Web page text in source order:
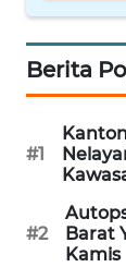
Berita
#1
#2
Barat
Kamis
WN
WN
PRIANGAN
TIMUR
WN
SEMARANG